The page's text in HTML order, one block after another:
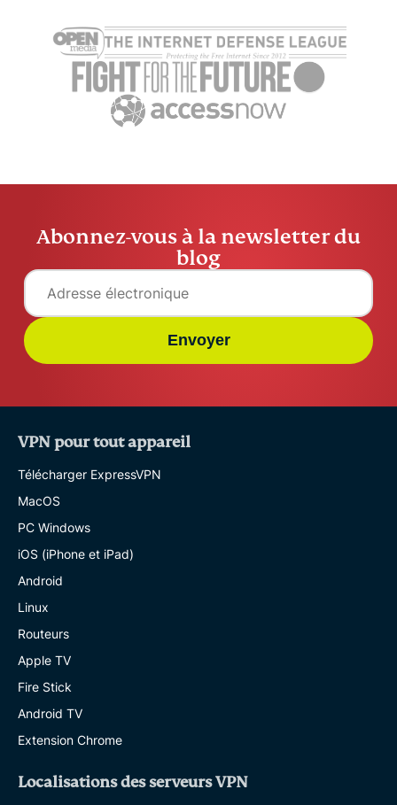
fonctionne-t-il ?
ExpressVPN 18 min
Business
pour
voyageurs
Abonnez-vous à la newsletter du
blog
Envoyer
VPN pour tout appareil
Télécharger ExpressVPN
MacOS
PC Windows
iOS (iPhone et iPad)
Android
Linux
Routeurs
Apple TV
Fire Stick
Android TV
Extension Chrome
Localisations des serveurs VPN